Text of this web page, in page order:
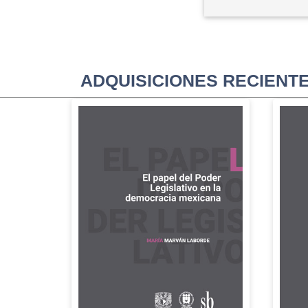
ADQUISICIONES